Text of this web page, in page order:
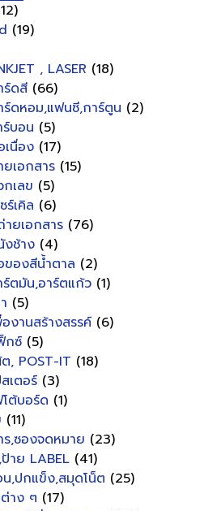
(19)
, LASER (18)
ร์ดสี (66)
ร์ดหอม,แฟนซี,การ์ตูน (2)
ร์บอน (5)
เนื่อง (17)
เอกสาร (15)
เลข (5)
ร์เคิล (6)
ยเอกสาร (76)
งช้าง (4)
ของสีน้ำตาล (2)
ร์ตมัน,อาร์ตแก้ว (1)
(5)
งานสร้างสรรค์ (6)
กซ์ (5)
, POST-IT (18)
เตอร์ (3)
ต้บอร์ด (1)
(11)
ร,ซองจดหมาย (23)
าย LABEL (41)
,ปกแข็ง,สมุดโน็ต (25)
าง ๆ (17)